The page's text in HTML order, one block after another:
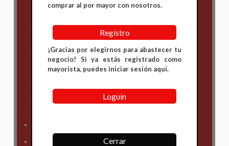
Hero
Honda
KAWASAKI
KTM
Suzuki
TVS
comprar al por mayor con nosotros.
Regístro
¡Gracias por elegirnos para abastecer tu
negocio! Si ya estás registrado como
mayorista, puedes iniciar sesión aquí.
Loguín
Cerrar